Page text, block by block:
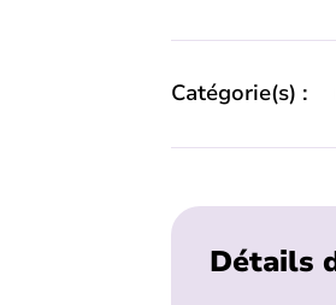
Catégorie(s) :
Détails